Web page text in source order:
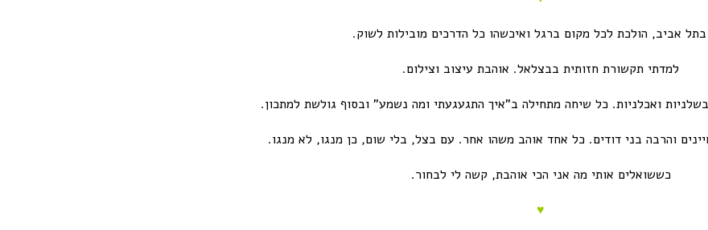
אביב, הולכת לכל מקום ברגל ואיכשהו כל הדרכים מובילות לשוק.
למדתי תקשורת חזותית בבצלאל. אוהבת עיצוב וצילום.
ואכלניות. כל שיחה מתחילה ב”איך התגעגעתי ומה נשמע” ובסוף גולשת למתכון.
כששואלים אותי מה אני הכי אוהבת, קשה לי לבחור.
♥